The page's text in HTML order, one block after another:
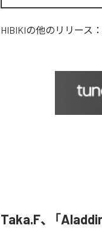
HIBIKIの他のリリース：
Taka.F、「